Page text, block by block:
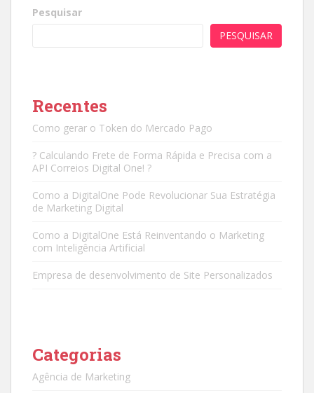
Pesquisar
PESQUISAR
Recentes
Como gerar o Token do Mercado Pago
? Calculando Frete de Forma Rápida e Precisa com a
API Correios Digital One! ?
Como a DigitalOne Pode Revolucionar Sua Estratégia
de Marketing Digital
Como a DigitalOne Está Reinventando o Marketing
com Inteligência Artificial
Empresa de desenvolvimento de Site Personalizados
Categorias
Agência de Marketing